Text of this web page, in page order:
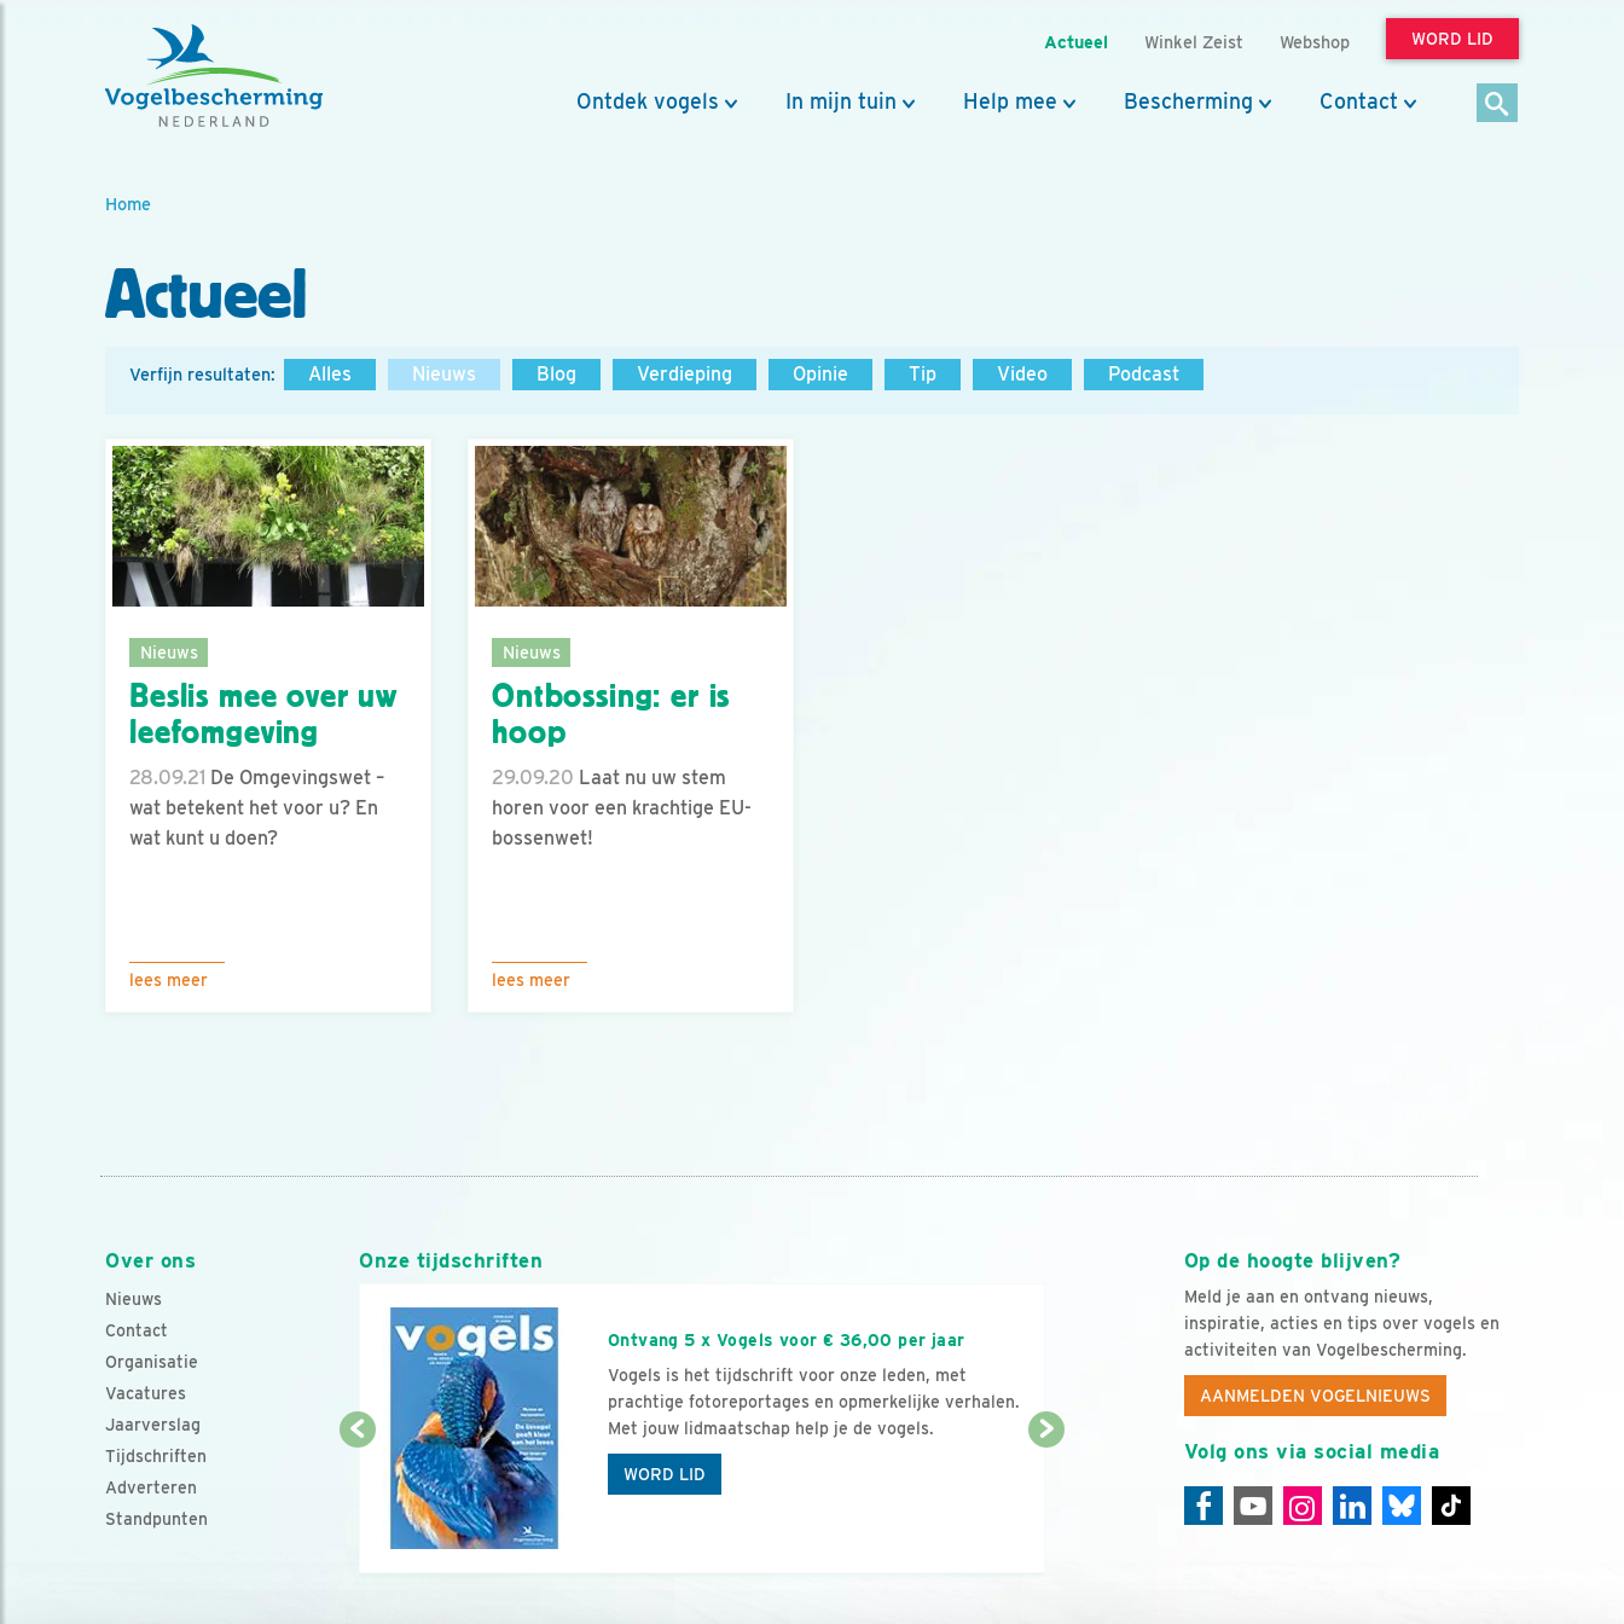
Actueel Winkel Zeist Webshop WORD LID
Ontdek vogels In mijn tuin Help mee Bescherming Contact
Home
Actueel
Verfijn resultaten: Alles Nieuws Blog Verdieping Opinie Tip Video Podcast
Nieuws
Beslis mee over uw
leefomgeving
28.09.21 De Omgevingswet –
wat betekent het voor u? En
wat kunt u doen?
lees meer
Nieuws
Ontbossing: er is
hoop
29.09.20 Laat nu uw stem
horen voor een krachtige EU-
bossenwet!
lees meer
Over ons
Nieuws
Contact
Organisatie
Vacatures
Jaarverslag
Tijdschriften
Adverteren
Standpunten
Op de hoogte blijven?
Meld je aan en ontvang nieuws,
inspiratie, acties en tips over vogels en
activiteiten van Vogelbescherming.
AANMELDEN VOGELNIEUWS
Volg ons via social media
Onze tijdschriften
Ontvang 5 x Vogels voor € 36,00 per jaar
Vogels is het tijdschrift voor onze leden, met
prachtige fotoreportages en opmerkelijke verhalen.
Met jouw lidmaatschap help je de vogels.
WORD LID